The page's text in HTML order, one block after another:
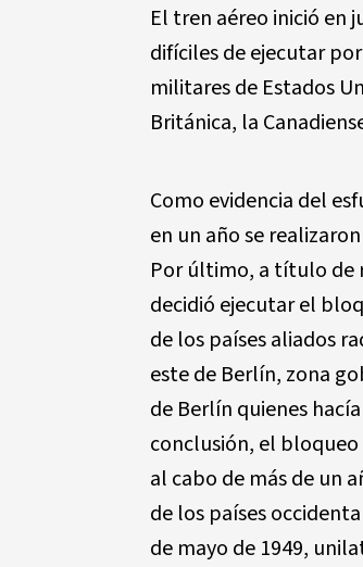
El tren aéreo inició en
difíciles de ejecutar
militares de Estados
Británica, la
Como evidencia del
en un año se
Por último, a título de
decidió ejecutar el
de los países aliados
este de Berlín, zona
de Berlín quienes
conclusión, el
al cabo de más de un
de los países
de mayo de 1949,